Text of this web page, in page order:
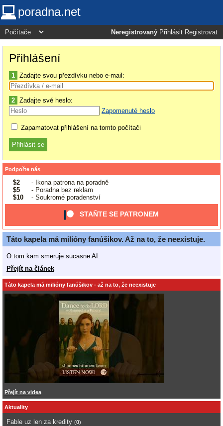
poradna.net
Neregistrovaný Přihlásit Registrovat
Přihlášení
1 Zadajte svou přezdívku nebo e-mail:
2 Zadajte své heslo:
Zapomenuté heslo
Zapamatovat přihlášení na tomto počítači
Podpořte nás
$2
- Ikona patrona na poradně
$5
- Poradna bez reklam
$10
- Soukromé poradenství
STAŇTE SE PATRONEM
Táto kapela má milióny fanúšikov. Až na to, že neexistuje.
O tom kam smeruje sucasne AI.
Přejít na článek
Táto kapela má milióny fanúšikov - až na to, že neexistuje
Přejít na videa
Aktuality
Fable uz len za kredity (0)